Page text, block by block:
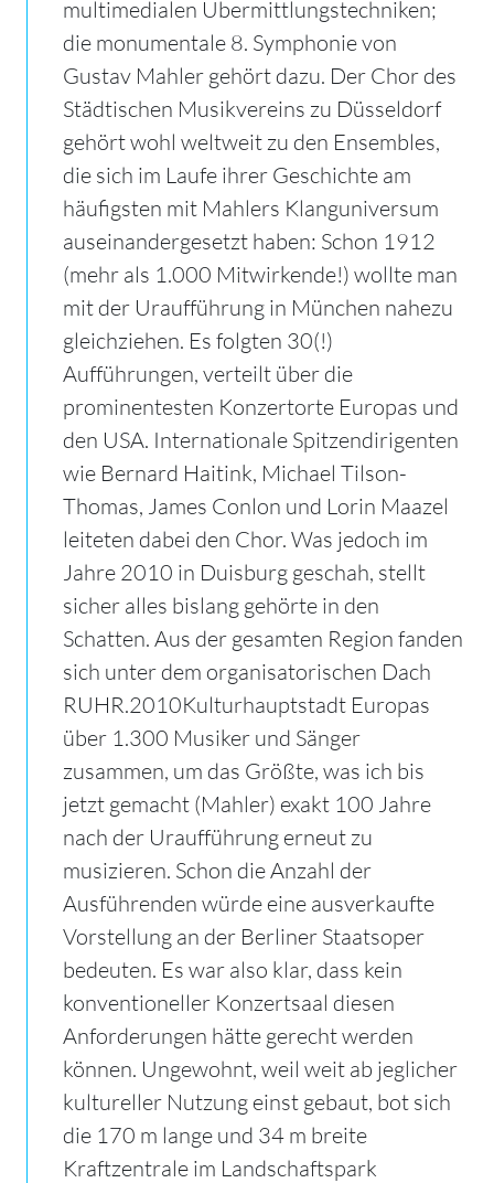
multimedialen Übermittlungstechniken;
die monumentale 8. Symphonie von
Gustav Mahler gehört dazu. Der Chor des
Städtischen Musikvereins zu Düsseldorf
gehört wohl weltweit zu den Ensembles,
die sich im Laufe ihrer Geschichte am
häufigsten mit Mahlers Klanguniversum
auseinandergesetzt haben: Schon 1912
(mehr als 1.000 Mitwirkende!) wollte man
mit der Uraufführung in München nahezu
gleichziehen. Es folgten 30(!)
Aufführungen, verteilt über die
prominentesten Konzertorte Europas und
den USA. Internationale Spitzendirigenten
wie Bernard Haitink, Michael Tilson-
Thomas, James Conlon und Lorin Maazel
leiteten dabei den Chor. Was jedoch im
Jahre 2010 in Duisburg geschah, stellt
sicher alles bislang gehörte in den
Schatten. Aus der gesamten Region fanden
sich unter dem organisatorischen Dach
RUHR.2010Kulturhauptstadt Europas
über 1.300 Musiker und Sänger
zusammen, um das Größte, was ich bis
jetzt gemacht (Mahler) exakt 100 Jahre
nach der Uraufführung erneut zu
musizieren. Schon die Anzahl der
Ausführenden würde eine ausverkaufte
Vorstellung an der Berliner Staatsoper
bedeuten. Es war also klar, dass kein
konventioneller Konzertsaal diesen
Anforderungen hätte gerecht werden
können. Ungewohnt, weil weit ab jeglicher
kultureller Nutzung einst gebaut, bot sich
die 170 m lange und 34 m breite
Kraftzentrale im Landschaftspark